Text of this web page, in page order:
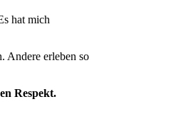
hat mich
Andere erleben so
Respekt.